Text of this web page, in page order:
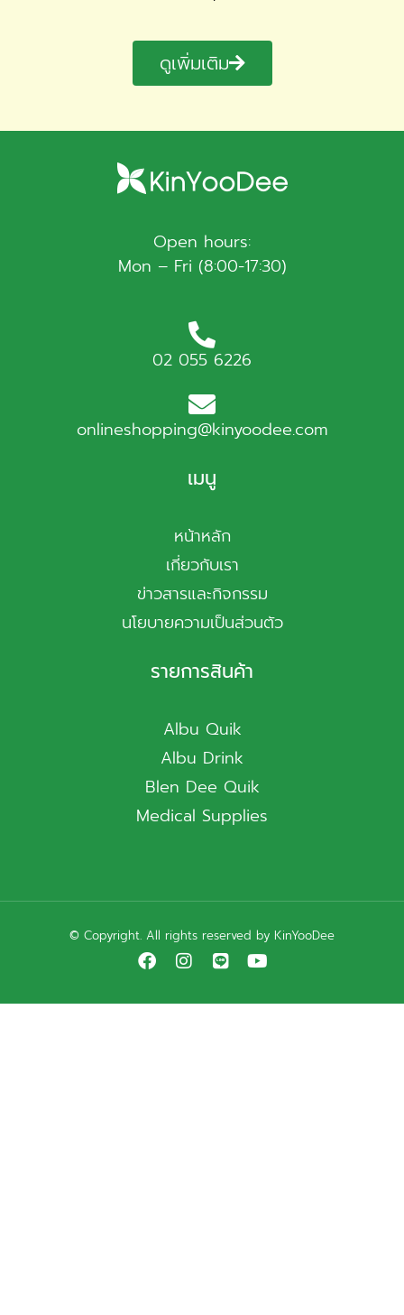
ดูเพิ่มเติม
Open hours:
Mon – Fri (8:00-17:30)
02 055 6226
onlineshopping@kinyoodee.com
เมนู
หน้าหลัก
เกี่ยวกับเรา
ข่าวสารและกิจกรรม
นโยบายความเป็นส่วนตัว
รายการสินค้า
Albu Quik
Albu Drink
Blen Dee Quik
Medical Supplies
© Copyright. All rights reserved by KinYooDee